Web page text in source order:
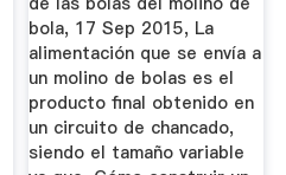
bola, 17 Sep 2015, La
alimentación que se envía a
un molino de bolas es el
producto final obtenido en
un circuito de chancado,
siendo el tamaño variable